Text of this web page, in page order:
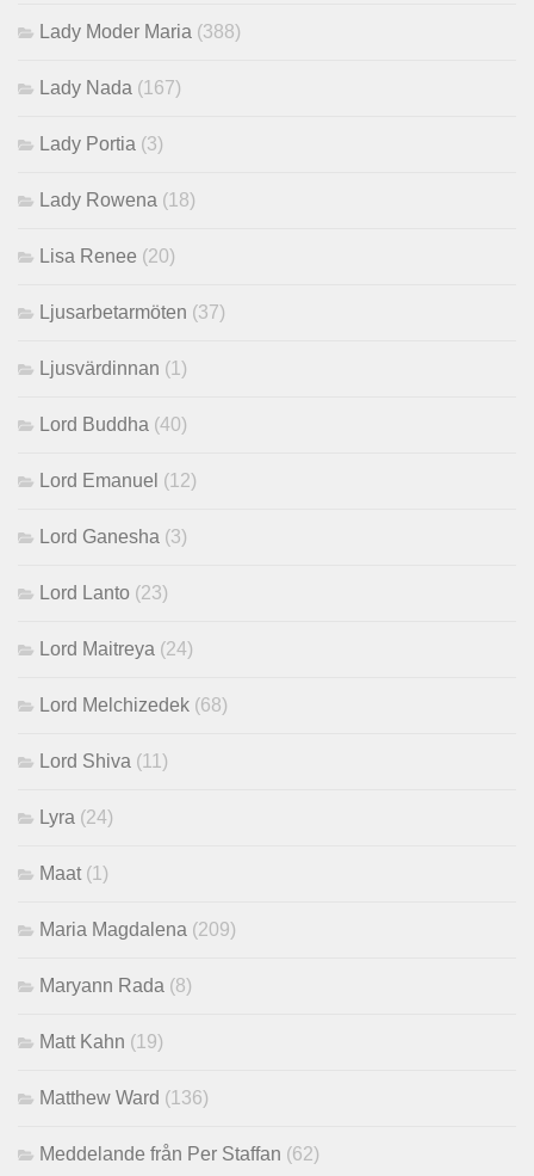
Lady Moder Maria (388)
Lady Nada (167)
Lady Portia (3)
Lady Rowena (18)
Lisa Renee (20)
Ljusarbetarmöten (37)
Ljusvärdinnan (1)
Lord Buddha (40)
Lord Emanuel (12)
Lord Ganesha (3)
Lord Lanto (23)
Lord Maitreya (24)
Lord Melchizedek (68)
Lord Shiva (11)
Lyra (24)
Maat (1)
Maria Magdalena (209)
Maryann Rada (8)
Matt Kahn (19)
Matthew Ward (136)
Meddelande från Per Staffan (62)